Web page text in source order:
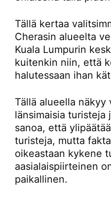
Tällä kertaa
Cherasin alueelta
Kuala Lumpurin
kuitenkin niin, että
halutessaan ihan
Tällä alueella näkyy
länsimaisia turisteja
sanoa, että
turisteja, mutta
oikeastaan kykene
aasialaispiirteinen
paikallinen.